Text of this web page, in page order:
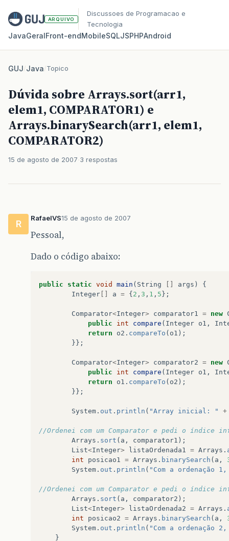
ARQUIVO
Discussoes de Programacao e
Tecnologia
JavaGeralFront‑endMobileSQLJSPHPAndroid
GUJ/Java/Topico
Dúvida sobre Arrays.sort(arr1,
elem1, COMPARATOR1) e
Arrays.binarySearch(arr1, elem1,
COMPARATOR2)
15 de agosto de 2007 3 respostas
R
RafaelVS15 de agosto de 2007
Pessoal,
Dado o código abaixo:
public static void main ( String args )
{
Integer
a = { 2 , 3 , 1 , 5 };
Comparator<Integer> comparator1 = new
public
int compare ( Integer o1 ,
return
o2 . compareTo ( o1 );
}};
Comparator<Integer> comparator2 = new
public
int compare ( Integer o1 ,
return
o1 . compareTo ( o2 );
}};
System . out . println ( "Array inicial: " +
//Ordenei com um Comparator e pedi o índice
Arrays . sort ( a , comparator1 );
List<Integer> listaOrdenada1 = Arrays .
int
posicao1 = Arrays . binarySearch ( a ,
System . out . println ( "Com a
//Ordenei com um Comparator e pedi o índice
Arrays . sort ( a , comparator2 );
List<Integer> listaOrdenada2 = Arrays .
int
posicao2 = Arrays . binarySearch ( a ,
System . out . println ( "Com a
}